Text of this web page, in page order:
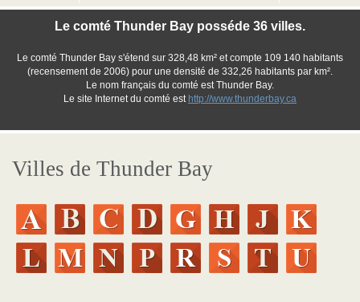
Le comté Thunder Bay posséde 36 villes.
Le comté Thunder Bay s'étend sur 328,48 km² et compte 109 140 habitants
(recensement de 2006) pour une densité de 332,26 habitants par km².
Le nom français du comté est Thunder Bay.
Le site Internet du comté est http://www.thunderbay.ca
Villes de Thunder Bay